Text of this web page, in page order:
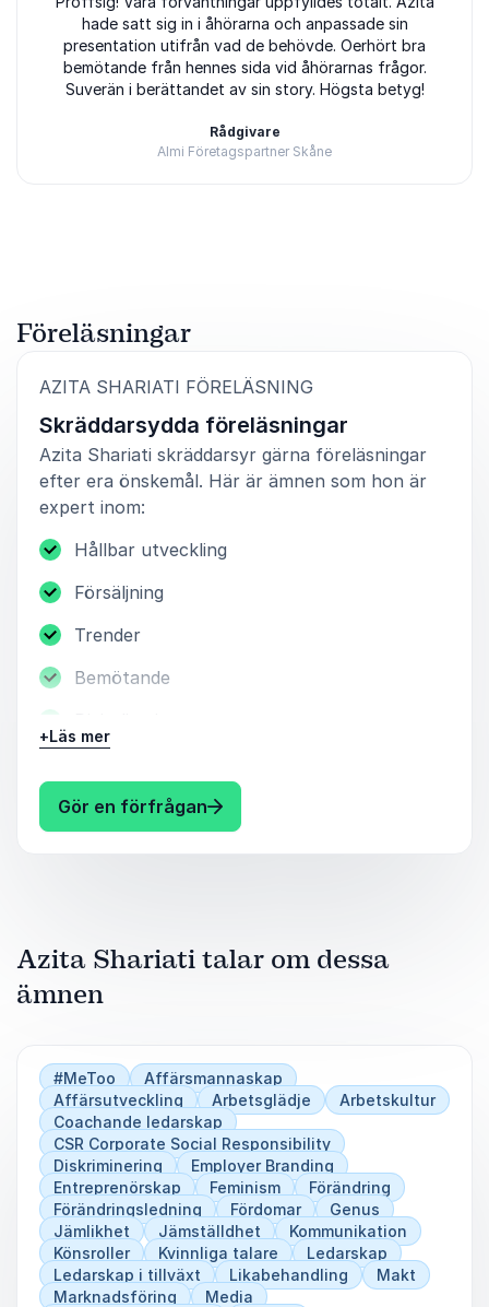
hade satt sig in i åhörarna och anpassade sin
presentation utifrån vad de behövde. Oerhört bra
bemötande från hennes sida vid åhörarnas frågor.
Suverän i berättandet av sin story. Högsta betyg!
Rådgivare
Almi Företagspartner Skåne
Föreläsningar
AZITA SHARIATI FÖRELÄSNING
Skräddarsydda föreläsningar
Azita Shariati skräddarsyr gärna föreläsningar
efter era önskemål. Här är ämnen som hon är
expert inom:
Hållbar utveckling
Försäljning
Trender
Bemötande
Självledarskap
CSR
+Läs mer
Gör en förfrågan: Azita Shariati Skräddarsydda
Azita Shariati talar om dessa
ämnen
#MeToo
Affärsmannaskap
Affärsutveckling
Arbetsglädje
Arbetskultur
Coachande ledarskap
CSR Corporate Social Responsibility
Diskriminering
Employer Branding
Entreprenörskap
Feminism
Förändring
Förändringsledning
Fördomar
Genus
Jämlikhet
Jämställdhet
Kommunikation
Könsroller
Kvinnliga talare
Ledarskap
Ledarskap i tillväxt
Likabehandling
Makt
Marknadsföring
Media